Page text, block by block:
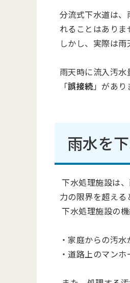
分流式下水道は
れることはありま
しかし、実際は雨
雨天時に流入汚
「誤接続」があり
雨水を
下水処理施設は
力の限界を超える
下水処理施設の
・家庭からの汚
・道路上のマン